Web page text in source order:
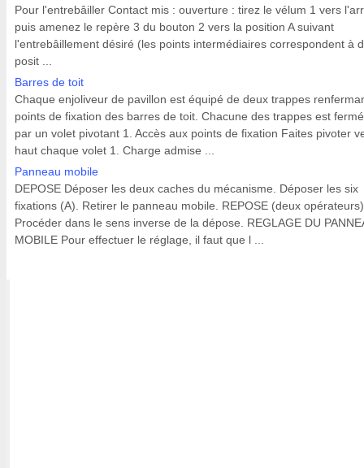
Pour l'entrebâiller Contact mis : ouverture : tirez le vélum 1 vers
puis amenez le repère 3 du bouton 2 vers la position A suivant
l'entrebâillement désiré (les points intermédiaires correspondent à
posit ...
Barres de toit
Chaque enjoliveur de pavillon est équipé de deux trappes
points de fixation des barres de toit. Chacune des trappes est
par un volet pivotant 1. Accès aux points de fixation Faites pivoter
haut chaque volet 1. Charge admise ...
Panneau mobile
DEPOSE Déposer les deux caches du mécanisme. Déposer les six
fixations (A). Retirer le panneau mobile. REPOSE (deux opérateurs)
Procéder dans le sens inverse de la dépose. REGLAGE DU
MOBILE Pour effectuer le réglage, il faut que l ...